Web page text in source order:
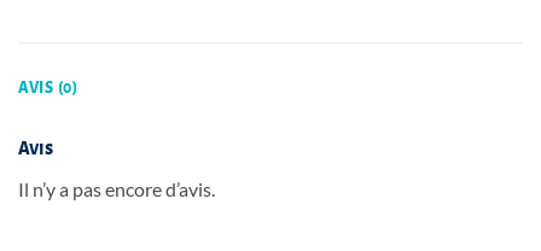
AVIS (0)
Avis
Il n’y a pas encore d’avis.